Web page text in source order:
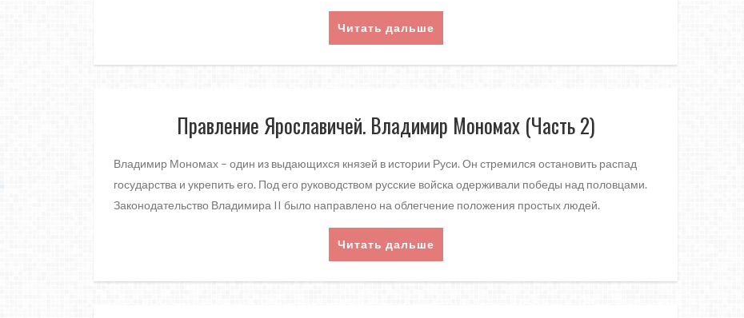
Читать дальше
Правление Ярославичей. Владимир Мономах (Часть 2)
Владимир Мономах – один из выдающихся князей в истории Руси. Он стремился остановить распад
государства и укрепить его. Под его руководством русские войска одерживали победы над половцами.
Законодательство Владимира II было направлено на облегчение положения простых людей.
Читать дальше